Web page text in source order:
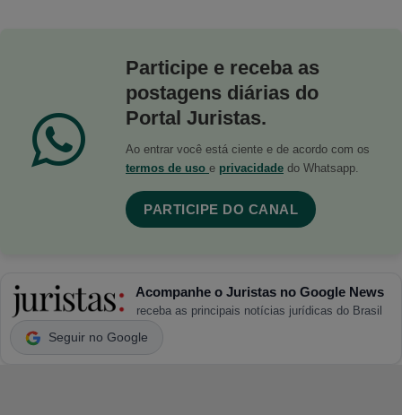
Participe e receba as
postagens diárias do
Portal Juristas.
Ao entrar você está ciente e de acordo com os
termos de uso e privacidade do Whatsapp.
PARTICIPE DO CANAL
Acompanhe o Juristas no Google News
receba as principais notícias jurídicas do Brasil
Seguir no Google